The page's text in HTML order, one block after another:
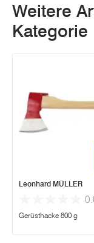
Weitere
Kategorie
Leonhard MÜLLER
Gerüsthacke 800 g